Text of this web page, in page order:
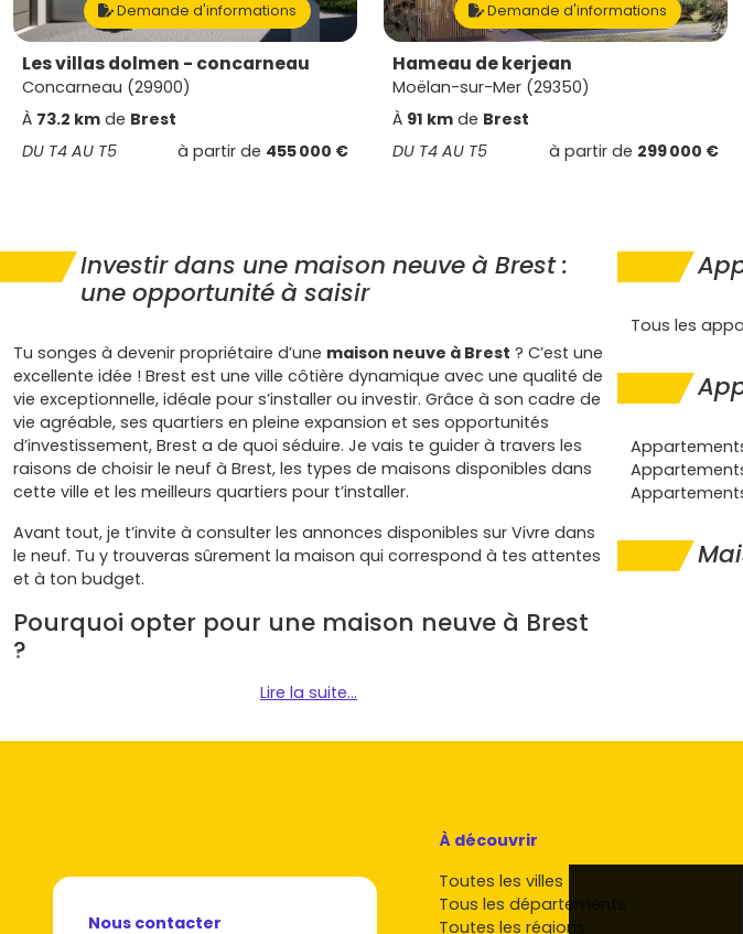
Demande d'informations
Les villas dolmen - concarneau
Concarneau (29900)
À 73.2 km de Brest
DU T4 AU T5
à partir de 455 000 €
Demande d'informations
Hameau de kerjean
Moëlan-sur-Mer (29350)
À 91 km de Brest
DU T4 AU T5
à partir de 299 000 €
Investir dans une maison neuve à Brest :
une opportunité à saisir
Tu songes à devenir propriétaire d’une maison neuve à Brest ? C’est une
excellente idée ! Brest est une ville côtière dynamique avec une qualité de
vie exceptionnelle, idéale pour s’installer ou investir. Grâce à son cadre de
vie agréable, ses quartiers en pleine expansion et ses opportunités
d’investissement, Brest a de quoi séduire. Je vais te guider à travers les
raisons de choisir le neuf à Brest, les types de maisons disponibles dans
cette ville et les meilleurs quartiers pour t’installer.
Avant tout, je t’invite à consulter les annonces disponibles sur Vivre dans
le neuf. Tu y trouveras sûrement la maison qui correspond à tes attentes
et à ton budget.
Pourquoi opter pour une maison neuve à Brest
?
Brest est une ville qui offre un cadre de vie unique et des perspectives
l’achat d’unemaison neuve à Brest:
infrastructures modernes. Imagine avoir ton propre jardin tout en
Une ville en pleine croissance: Avec un développement
économique et démographique constant, investir ici c’est faire un
choix sûr. La demande locative est forte, et la valorisation à long
Lire la suite...
Tous les
Nous contacter
À découvrir
Toutes les villes
Tous les départements
Toutes les régions